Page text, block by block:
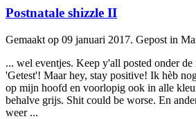
Postnatale shizzle II
Gemaakt op 09 januari 2017. Gepost in
... wel eventjes. Keep y'all posted onder
'Getest'! Maar hey, stay positive! Ik hèb
op mijn hoofd en voorlopig ook in alle
behalve grijs. Shit could be worse. En
weer ...